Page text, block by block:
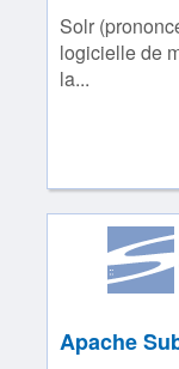
Solr
logicielle de
la...
Apache